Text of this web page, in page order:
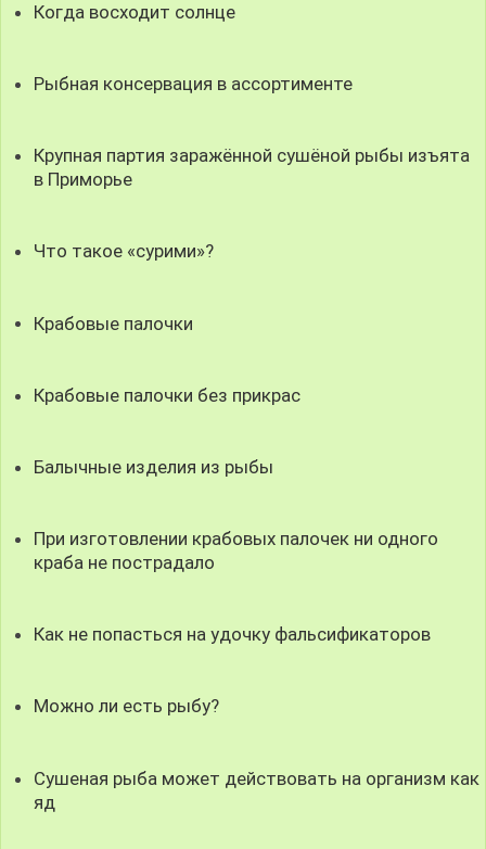
Когда восходит солнце
Рыбная консервация в ассортименте
Крупная партия заражённой сушёной рыбы изъята
в Приморье
Что такое «сурими»?
Крабовые палочки
Крабовые палочки без прикрас
Балычные изделия из рыбы
При изготовлении крабовых палочек ни одного
краба не пострадало
Как не попасться на удочку фальсификаторов
Можно ли есть рыбу?
Сушеная рыба может действовать на организм как
яд